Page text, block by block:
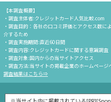
【本調査概要】
・調査主体者:クレジットカード人気比較.com
・調査目的：各社の口コミ評価とアクセス数
介するため
・調査実施期間:直近60日間
・調査内容:クレジットカードに関する意識調査
・調査対象:国内からの当サイトアクセス
・調査方法:当サイトの掲載企業のホームペー
調査結果はこちら⇒